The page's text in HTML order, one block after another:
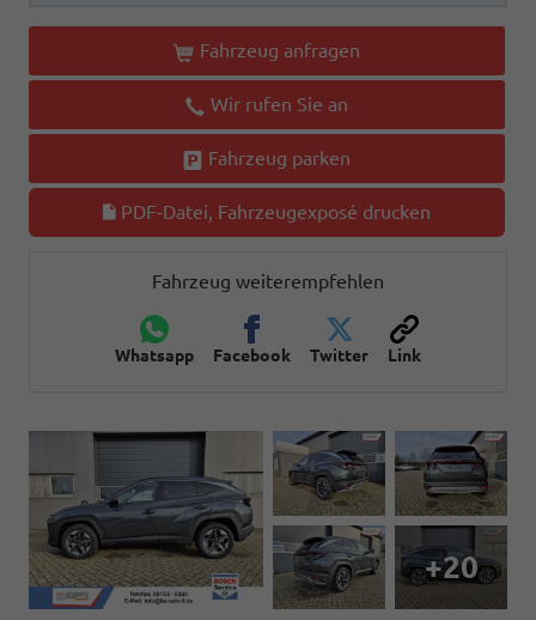
Fahrzeug anfragen
Wir rufen Sie an
Fahrzeug parken
PDF-Datei, Fahrzeugexposé drucken
Fahrzeug weiterempfehlen
Whatsapp Facebook Twitter Link
+20